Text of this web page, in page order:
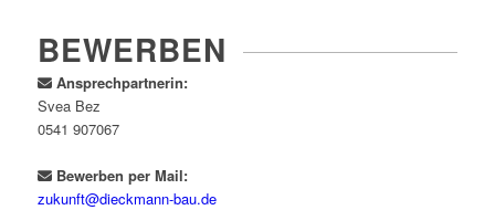
BEWERBEN
Ansprechpartnerin:
Svea Bez
0541 907067
Bewerben per Mail:
zukunft@dieckmann-bau.de